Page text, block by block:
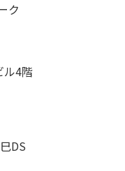
ク
ル4階
DS